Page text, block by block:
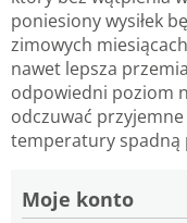
Moje konto
poniesiony wysiłek
zimowych
nawet lepsza
odpowiedni poziom
odczuwać
temperatury spadną